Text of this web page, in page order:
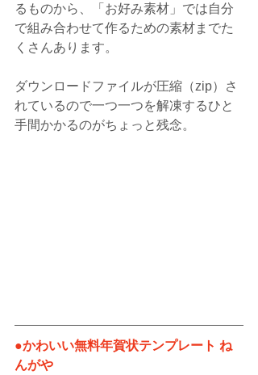
るものから、「お好み素材」では自分
で組み合わせて作るための素材までた
くさんあります。
ダウンロードファイルが圧縮（zip）さ
れているので一つ一つを解凍するひと
手間かかるのがちょっと残念。
●かわいい無料年賀状テンプレート ね
んがや